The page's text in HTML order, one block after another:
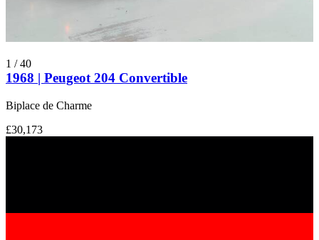
1 /40
1968 | Peugeot 204 Convertible
Biplace de Charme
£30,173